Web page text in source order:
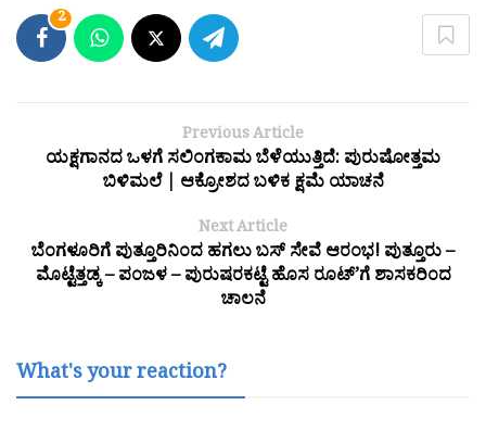
2
Previous Article
ಯಕ್ಷಗಾನದ ಒಳಗೆ ಸಲಿಂಗಕಾಮ ಬೆಳೆಯುತ್ತಿದೆ: ಪುರುಷೋತ್ತಮ
ಬಿಳಿಮಲೆ | ಆಕ್ರೋಶದ ಬಳಿಕ ಕ್ಷಮೆ ಯಾಚನೆ
Next Article
ಬೆಂಗಳೂರಿಗೆ ಪುತ್ತೂರಿನಿಂದ ಹಗಲು ಬಸ್ ಸೇವೆ ಆರಂಭ! ಪುತ್ತೂರು –
ಮೊಟ್ಟೆತ್ತಡ್ಕ – ಪಂಜಳ – ಪುರುಷರಕಟ್ಟೆ ಹೊಸ ರೂಟ್’ಗೆ ಶಾಸಕರಿಂದ
ಚಾಲನೆ
What's your reaction?